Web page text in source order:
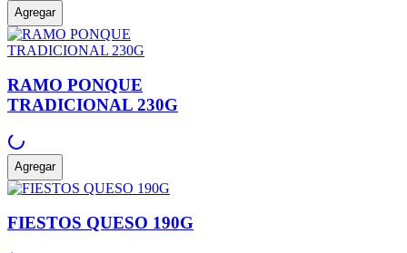
Agregar
RAMO PONQUE
TRADICIONAL 230G
Agregar
FIESTOS QUESO 190G